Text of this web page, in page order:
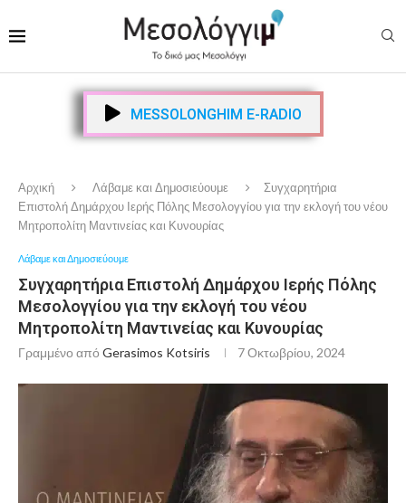
MESSOLONGHIM E-RADIO
Αρχική Λάβαμε και Δημοσιεύουμε
Συγχαρητήρια
Επιστολή Δημάρχου Ιερής Πόλης Μεσολογγίου για την εκλογή του νέου
Μητροπολίτη Μαντινείας και Κυνουρίας
Λάβαμε και Δημοσιεύουμε
Συγχαρητήρια Επιστολή Δημάρχου Ιερής Πόλης
Μεσολογγίου για την εκλογή του νέου
Μητροπολίτη Μαντινείας και Κυνουρίας
Γραμμένο από Gerasimos Kotsiris 7 Οκτωβρίου, 2024